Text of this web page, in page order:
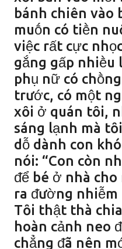
bánh chiên vào
muṓn có tiḕn
việc rất cực
gắng gấp
phụ nữ có
trước, có một
xȏi ở quán tȏi,
sáng lạnh mà
dỗ dành con
nói: “Con còn
ᵭể bé ở nhà
ra ᵭường nhiễm
Tȏi thật thà
hoàn cảnh neo
chẳng ᵭã nên